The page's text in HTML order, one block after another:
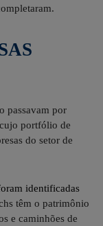
passavam por
portfólio de
do setor de
identificadas
têm o patrimônio
e caminhões de